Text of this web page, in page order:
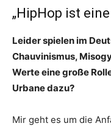
„HipHop ist
Leider spielen im
Chauvinismus,
Werte eine große
Urbane dazu?
Mir geht es um die